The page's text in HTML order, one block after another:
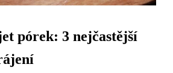
pórek: 3 nejčastější